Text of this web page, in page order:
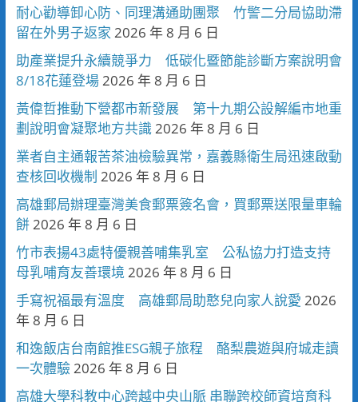
耐心勸導卸心防、同理溝通助團聚 竹警二分局協助滯
留在外男子返家 2026 年 8 月 6 日
助產業提升永續競爭力 低碳化暨節能診斷方案說明會
8/18花蓮登場2026 年 8 月 6 日
黃偉哲推動下營都市新發展 第十九期公設解編市地重
劃說明會凝聚地方共識2026 年 8 月 6 日
業者自主通報苦茶油檢驗異常，嘉義縣衛生局迅速啟動
查核回收機制 2026 年 8 月 6 日
高雄郵局辦理臺灣美食郵票簽名會，買郵票送限量車輪
餅2026 年 8 月 6 日
竹市表揚43處特優親善哺集乳室 公私協力打造支持
母乳哺育友善環境2026 年 8 月 6 日
手寫祝福最有溫度 高雄郵局助憨兒向家人說愛 2026
年 8 月 6 日
和逸飯店台南館推ESG親子旅程 酪梨農遊與府城走讀
一次體驗2026 年 8 月 6 日
高雄大學科教中心跨越中央山脈 串聯跨校師資培育科